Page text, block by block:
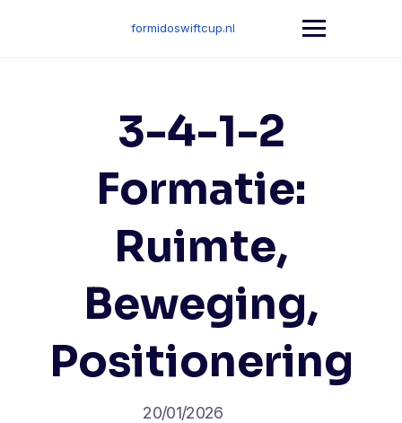
formidoswiftcup.nl
3-4-1-2
Formatie:
Ruimte,
Beweging,
Positionering
20/01/2026